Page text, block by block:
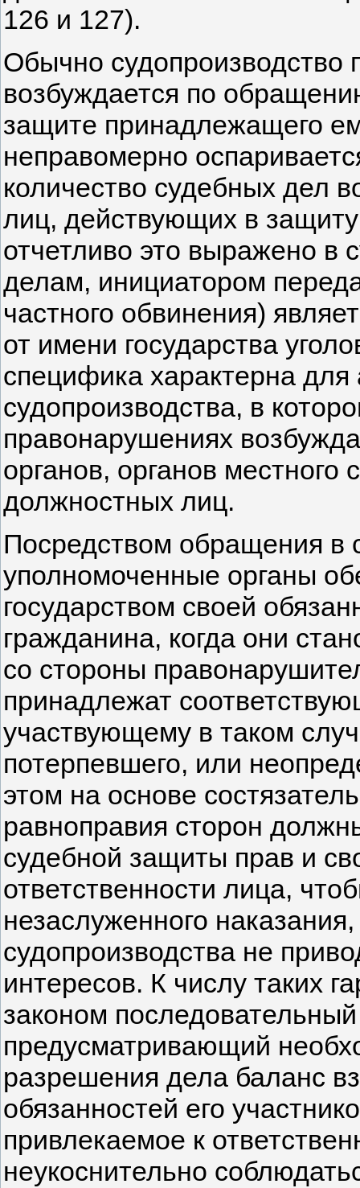
126 и 127).
Обычно судопроизводство
возбуждается по
защите принадлежащего
неправомерно
количество судебных дел
лиц, действующих в
отчетливо это выражено в
делам, инициатором
частного обвинения)
от имени государства
специфика характерна для
судопроизводства, в
правонарушениях
органов, органов местного
должностных лиц.
Посредством обращения в
уполномоченные органы
государством своей
гражданина, когда они
со стороны
принадлежат
участвующему в таком
потерпевшего, или
этом на основе
равноправия сторон
судебной защиты прав и
ответственности лица,
незаслуженного
судопроизводства не
интересов. К числу таких
законом
предусматривающий
разрешения дела баланс
обязанностей его
привлекаемое к
неукоснительно